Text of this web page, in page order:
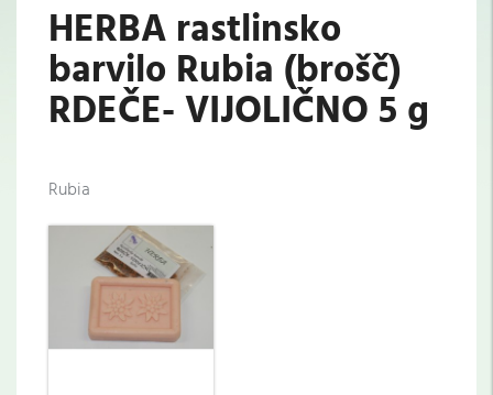
HERBA rastlinsko
barvilo Rubia (brošč)
RDEČE- VIJOLIČNO 5 g
Rubia